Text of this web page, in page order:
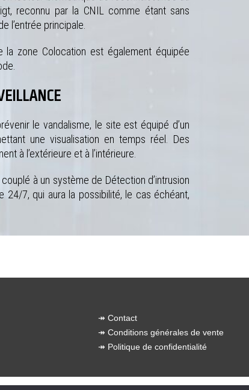
reconnu par la CNIL comme étant sans
l’entrée principale.
la zone Colocation est également équipée
le vandalisme, le site est équipé d’un
une visualisation en temps réel. Des
à l’extérieure et à l’intérieure.
à un système de Détection d’intrusion
24/7, qui aura la possibilité, le cas échéant,
↠ Contact
↠ Conditions générales de vente
↠ Politique de confidentialité